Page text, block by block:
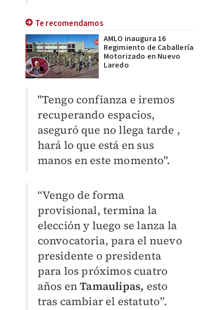
Te recomendamos
AMLO inaugura 16
Regimiento de Caballería
Motorizado en Nuevo
Laredo
"Tengo confianza e iremos
recuperando espacios,
aseguró que no llega tarde ,
hará lo que está en sus
manos en este momento".
“Vengo de forma
provisional, termina la
elección y luego se lanza la
convocatoria, para el nuevo
presidente o presidenta
para los próximos cuatro
años enTamaulipas, esto
tras cambiar el estatuto”.